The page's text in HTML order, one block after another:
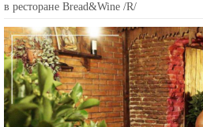
в ресторане Bread&Wine /R/